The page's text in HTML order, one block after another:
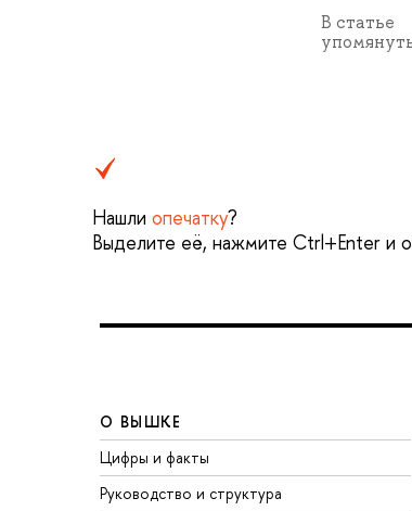
В статье
Нашли опечатку?
Выделите её, нажмите Ctrl+Enter и
О ВЫШКЕ
Цифры и факты
Руководство и структура